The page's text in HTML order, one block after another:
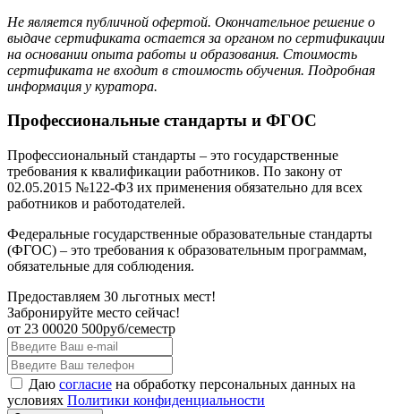
Не является публичной офертой. Окончательное решение о
выдаче сертификата остается за органом по сертификации
на основании опыта работы и образования. Стоимость
сертификата не входит в стоимость обучения. Подробная
информация у куратора.
Профессиональные стандарты и ФГОС
Профессиональный стандарты – это государственные
требования к квалификации работников. По закону от
02.05.2015 №122-ФЗ их применения обязательно для всех
работников и работодателей.
Федеральные государственные образовательные стандарты
(ФГОС) – это требования к образовательным программам,
обязательные для соблюдения.
Предоставляем 30 льготных мест!
Забронируйте место сейчас!
от 23 00020 500руб/семестр
Даю согласие на обработку персональных данных на
условиях Политики конфиденциальности